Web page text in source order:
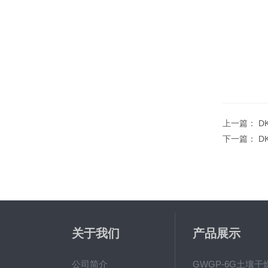
上一篇：
下一篇：
关于我们
公司简介
产品展示